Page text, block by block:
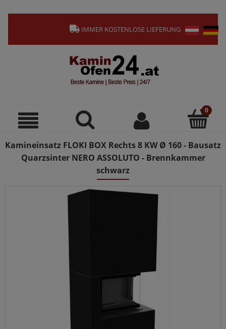
IMMER KOSTENLOSE LIEFERUNG
Kamineinsatz FLOKI BOX Rechts 8 KW Ø 160 - Bausatz
Quarzsinter NERO ASSOLUTO - Brennkammer
schwarz